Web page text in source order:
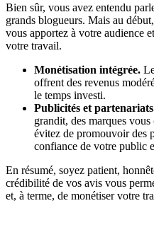
Bien sûr, vous avez entendu
grands blogueurs. Mais au
vous apportez à votre audience
votre travail.
Monétisation intégrée.
offrent des revenus
le temps investi.
Publicités et
grandit, des marques
évitez de promouvoir des
confiance de votre public
En résumé, soyez patient,
crédibilité de vos avis vous
et, à terme, de monétiser votre